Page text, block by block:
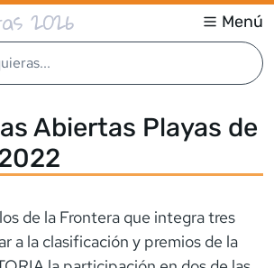
2026 Menú
Abiertas Playas de
de la Frontera que integra tres
a la clasificación y premios de la